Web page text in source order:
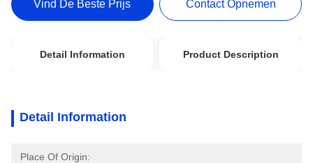
Vind De Beste Prijs Contact Opnemen
Detail Information Product Description
Detail Information
Place Of Origin: